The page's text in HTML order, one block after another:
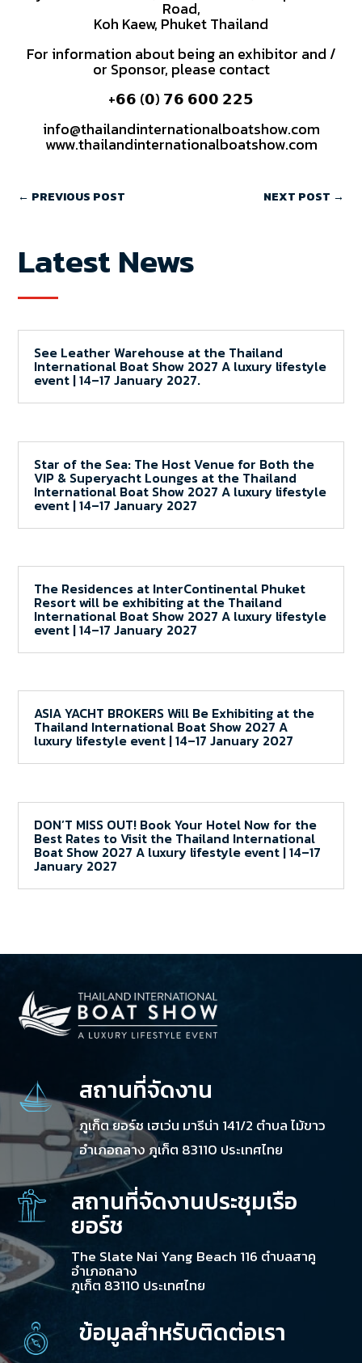
Road,
Koh Kaew, Phuket Thailand
For information about being an exhibitor and /
or Sponsor, please contact
+𝟲𝟲 (𝟬) 𝟳𝟲 𝟲𝟬𝟬 𝟮𝟮𝟱
info@thailandinternationalboatshow.com
www.thailandinternationalboatshow.com
← PREVIOUS POST NEXT POST →
Latest News
See Leather Warehouse at the Thailand
International Boat Show 2027 A luxury lifestyle
event | 14–17 January 2027.
Star of the Sea: The Host Venue for Both the
VIP & Superyacht Lounges at the Thailand
International Boat Show 2027 A luxury lifestyle
event | 14–17 January 2027
The Residences at InterContinental Phuket
Resort will be exhibiting at the Thailand
International Boat Show 2027 A luxury lifestyle
event | 14–17 January 2027
ASIA YACHT BROKERS Will Be Exhibiting at the
Thailand International Boat Show 2027 A
luxury lifestyle event | 14–17 January 2027
DON’T MISS OUT! Book Your Hotel Now for the
Best Rates to Visit the Thailand International
Boat Show 2027 A luxury lifestyle event | 14–17
January 2027
สถานที่จัดงาน
ภูเก็ต ยอร์ช เฮเว่น มารีน่า 141/2 ตำบล ไม้ขาว
อำเภอถลาง ภูเก็ต 83110 ประเทศไทย
สถานที่จัดงานประชุมเรือ
ยอร์ช
The Slate Nai Yang Beach 116 ตำบลสาคู
อำเภอถลาง
ภูเก็ต 83110 ประเทศไทย
ข้อมูลสำหรับติดต่อเรา